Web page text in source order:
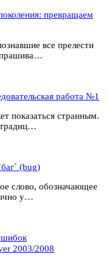
превращаем
все прелести
работа №1
показаться странным.
(bug)
слово, обозначающее
у…
2003/2008